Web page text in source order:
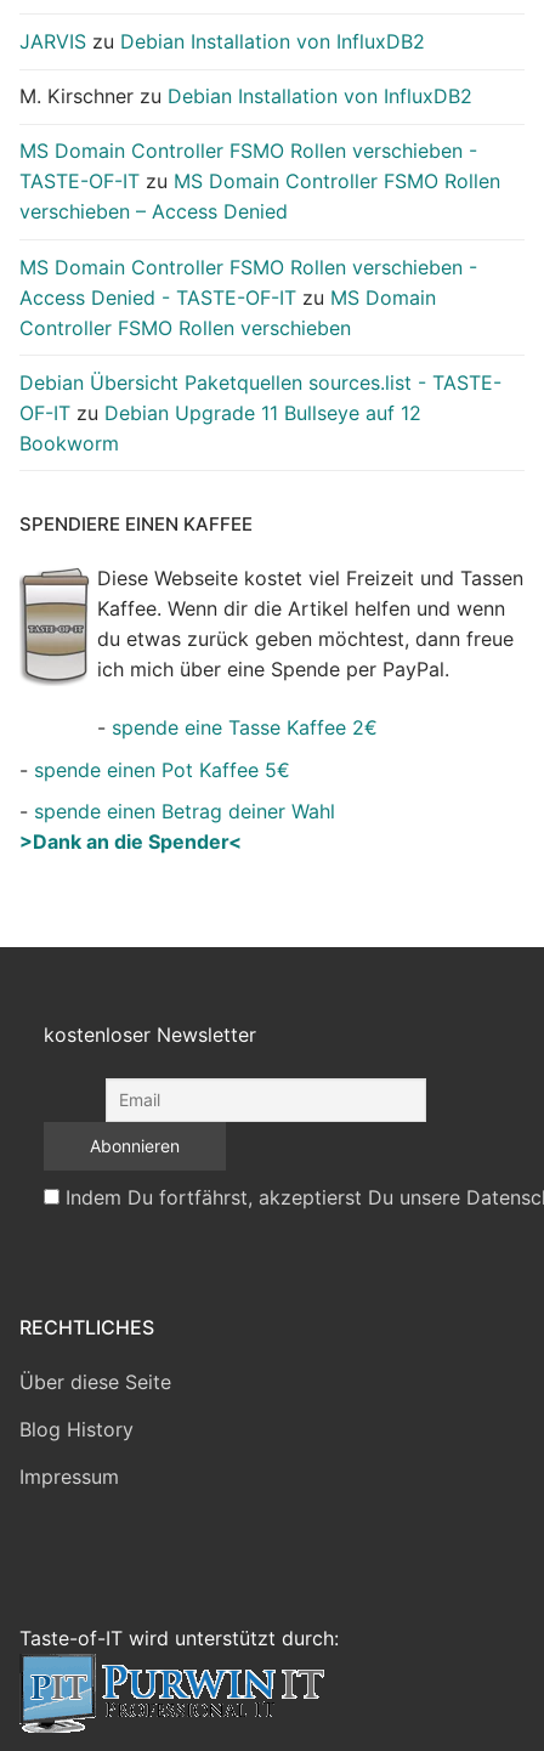
JARVIS zu Debian Installation von InfluxDB2
M. Kirschner zu Debian Installation von InfluxDB2
MS Domain Controller FSMO Rollen verschieben -
TASTE-OF-IT zu MS Domain Controller FSMO Rollen
verschieben – Access Denied
MS Domain Controller FSMO Rollen verschieben -
Access Denied - TASTE-OF-IT zu MS Domain
Controller FSMO Rollen verschieben
Debian Übersicht Paketquellen sources.list - TASTE-
OF-IT zu Debian Upgrade 11 Bullseye auf 12
Bookworm
SPENDIERE EINEN KAFFEE
Diese Webseite kostet viel Freizeit und Tassen
Kaffee. Wenn dir die Artikel helfen und wenn
du etwas zurück geben möchtest, dann freue
ich mich über eine Spende per PayPal.
- spende eine Tasse Kaffee 2€
- spende einen Pot Kaffee 5€
- spende einen Betrag deiner Wahl
>Dank an die Spender<
kostenloser Newsletter
Indem Du fortfährst, akzeptierst Du unsere
RECHTLICHES
Über diese Seite
Blog History
Impressum
Taste-of-IT wird unterstützt durch: